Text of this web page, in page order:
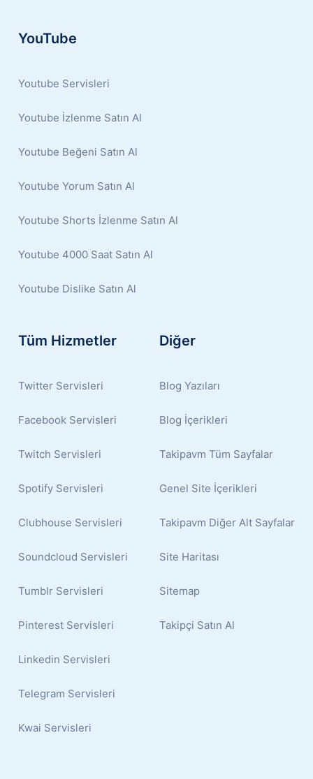
YouTube
Youtube Servisleri
Youtube İzlenme Satın Al
Youtube Beğeni Satın Al
Youtube Yorum Satın Al
Youtube Shorts İzlenme Satın Al
Youtube 4000 Saat Satın Al
Youtube Dislike Satın Al
Tüm Hizmetler
Twitter Servisleri
Facebook Servisleri
Twitch Servisleri
Spotify Servisleri
Clubhouse Servisleri
Soundcloud Servisleri
Tumblr Servisleri
Pinterest Servisleri
Linkedin Servisleri
Telegram Servisleri
Kwai Servisleri
Diğer
Blog Yazıları
Blog İçerikleri
Takipavm Tüm Sayfalar
Genel Site İçerikleri
Takipavm Diğer Alt Sayfalar
Site Haritası
Sitemap
Takipçi Satın Al